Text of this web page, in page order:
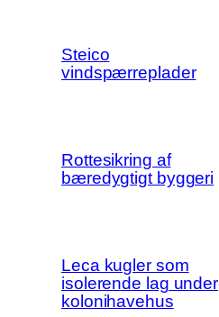
Steico
vindspærreplader
Rottesikring af
bæredygtigt byggeri
Leca kugler som
isolerende lag under
kolonihavehus